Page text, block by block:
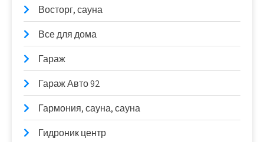
Восторг, сауна
Все для дома
Гараж
Гараж Авто 92
Гармония, сауна, сауна
Гидроник центр